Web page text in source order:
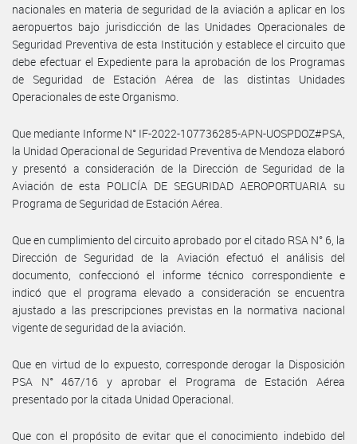
nacionales en materia de seguridad de la aviación a aplicar en los
aeropuertos bajo jurisdicción de las Unidades Operacionales de
Seguridad Preventiva de esta Institución y establece el circuito que
debe efectuar el Expediente para la aprobación de los Programas
de Seguridad de Estación Aérea de las distintas Unidades
Operacionales de este Organismo.
Que mediante Informe N° IF-2022-107736285-APN-UOSPDOZ#PSA,
la Unidad Operacional de Seguridad Preventiva de Mendoza elaboró
y presentó a consideración de la Dirección de Seguridad de la
Aviación de esta POLICÍA DE SEGURIDAD AEROPORTUARIA su
Programa de Seguridad de Estación Aérea.
Que en cumplimiento del circuito aprobado por el citado RSA N° 6, la
Dirección de Seguridad de la Aviación efectuó el análisis del
documento, confeccionó el informe técnico correspondiente e
indicó que el programa elevado a consideración se encuentra
ajustado a las prescripciones previstas en la normativa nacional
vigente de seguridad de la aviación.
Que en virtud de lo expuesto, corresponde derogar la Disposición
PSA N° 467/16 y aprobar el Programa de Estación Aérea
presentado por la citada Unidad Operacional.
Que con el propósito de evitar que el conocimiento indebido del